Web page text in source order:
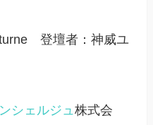
登壇者：神威ユ
シェルジュ株式会